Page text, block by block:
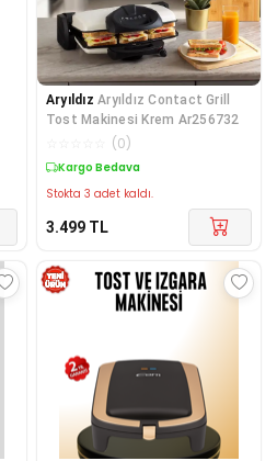
Aryıldız Aryıldız Contact Grill
Tost Makinesi Krem Ar256732
(0)
Kargo Bedava
Stokta 3 adet kaldı.
3.499 TL